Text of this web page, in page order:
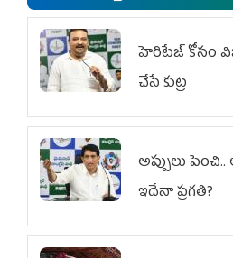
హెరిటేజ్ కోసం
చేసే కుట్ర‌
అప్పులు
ఇదేనా ప్రగతి?